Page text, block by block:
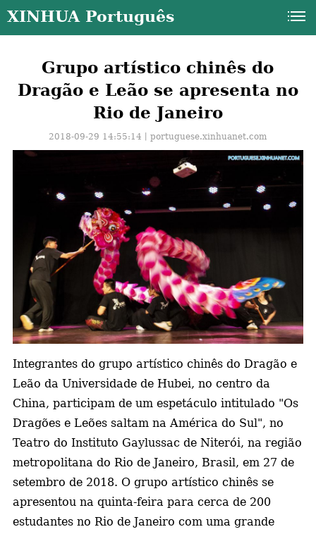
XINHUA Português
Grupo artístico chinês do
Dragão e Leão se apresenta no
Rio de Janeiro
2018-09-29 14:55:14丨portuguese.xinhuanet.com
Integrantes do grupo artístico chinês do Dragão e
Leão da Universidade de Hubei, no centro da
China, participam de um espetáculo intitulado "Os
Dragões e Leões saltam na América do Sul", no
Teatro do Instituto Gaylussac de Niterói, na região
metropolitana do Rio de Janeiro, Brasil, em 27 de
setembro de 2018. O grupo artístico chinês se
apresentou na quinta-feira para cerca de 200
estudantes no Rio de Janeiro com uma grande